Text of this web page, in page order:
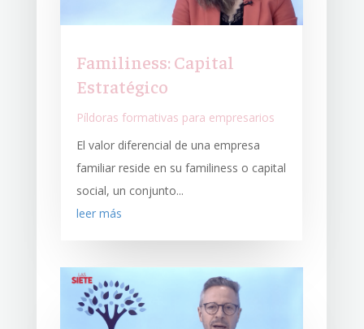
Familiness: Capital
Estratégico
Píldoras formativas para empresarios
El valor diferencial de una empresa
familiar reside en su familiness o capital
social, un conjunto...
leer más